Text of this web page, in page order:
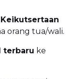
orang tua/wali.
terbaru ke